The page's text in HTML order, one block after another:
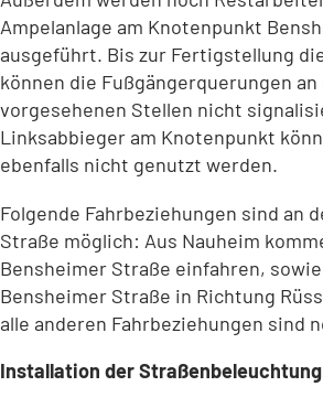
Ampelanlage am Knotenpunkt
ausgeführt. Bis zur Fertigstellung
können die Fußgängerquerungen
vorgesehenen Stellen nicht
Linksabbieger am Knotenpunkt
ebenfalls nicht genutzt werden.
Folgende Fahrbeziehungen sind an
Straße möglich: Aus Nauheim
Bensheimer Straße einfahren,
Bensheimer Straße in Richtung
alle anderen Fahrbeziehungen sind
Installation der Straßenbeleuchtung